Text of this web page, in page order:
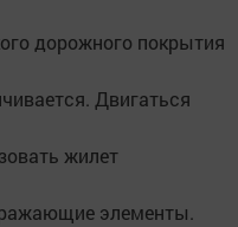
дорожного покрытия
Двигаться
жилет
элементы.